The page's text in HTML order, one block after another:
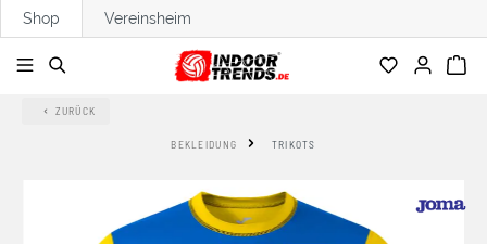
springen
Shop Vereinsheim
ZURÜCK
BEKLEIDUNG TRIKOTS